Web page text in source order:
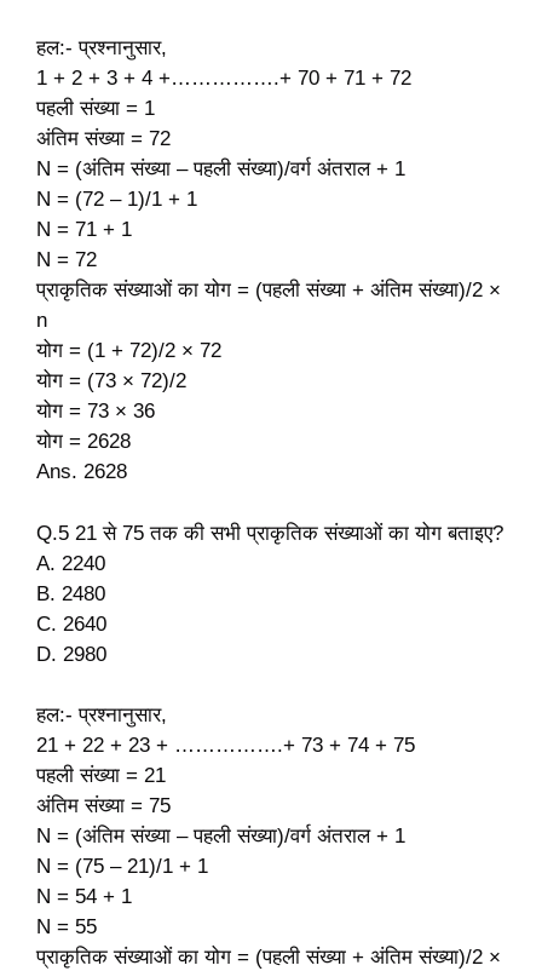
हल:- प्रश्नानुसार,
1 + 2 + 3 + 4 +…………….+ 70 + 71 + 72
पहली संख्या = 1
अंतिम संख्या = 72
N = (अंतिम संख्या – पहली संख्या)/वर्ग अंतराल + 1
N = (72 – 1)/1 + 1
N = 71 + 1
N = 72
प्राकृतिक संख्याओं का योग = (पहली संख्या + अंतिम संख्या)/2 ×
n
योग = (1 + 72)/2 × 72
योग = (73 × 72)/2
योग = 73 × 36
योग = 2628
Ans. 2628
Q.5 21 से 75 तक की सभी प्राकृतिक संख्याओं का योग बताइए?
A. 2240
B. 2480
C. 2640
D. 2980
हल:- प्रश्नानुसार,
21 + 22 + 23 + …………….+ 73 + 74 + 75
पहली संख्या = 21
अंतिम संख्या = 75
N = (अंतिम संख्या – पहली संख्या)/वर्ग अंतराल + 1
N = (75 – 21)/1 + 1
N = 54 + 1
N = 55
प्राकृतिक संख्याओं का योग = (पहली संख्या + अंतिम संख्या)/2 ×